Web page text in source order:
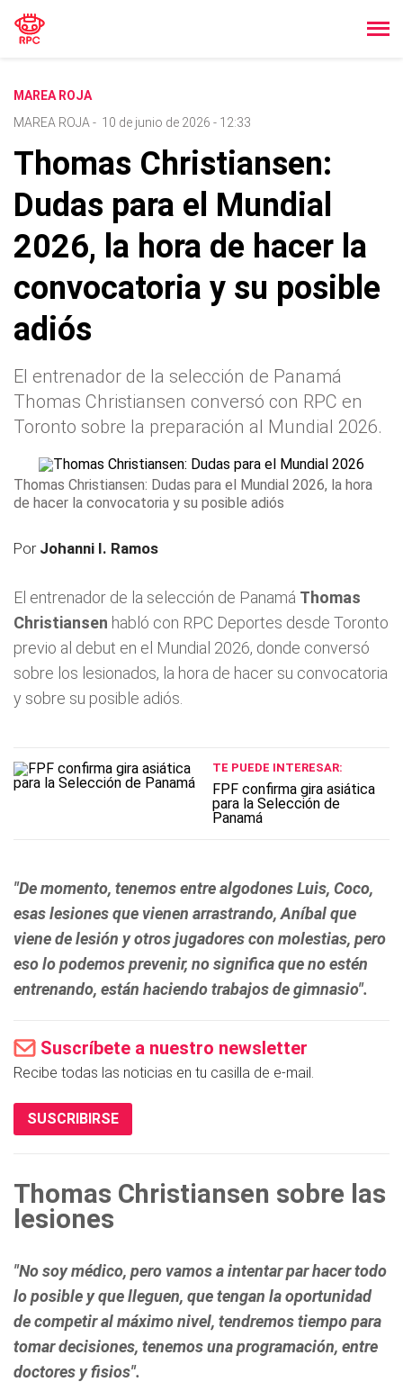
MAREA ROJA
MAREA ROJA - 10 de junio de 2026 - 12:33
Thomas Christiansen:
Dudas para el Mundial
2026, la hora de hacer la
convocatoria y su posible
adiós
El entrenador de la selección de Panamá
Thomas Christiansen conversó con RPC en
Toronto sobre la preparación al Mundial 2026.
Thomas Christiansen: Dudas para el Mundial 2026, la hora
de hacer la convocatoria y su posible adiós
Por Johanni I. Ramos
El entrenador de la selección de Panamá Thomas
Christiansen habló con RPC Deportes desde Toronto
previo al debut en el Mundial 2026, donde conversó
sobre los lesionados, la hora de hacer su convocatoria
y sobre su posible adiós.
TE PUEDE INTERESAR:
FPF confirma gira asiática
para la Selección de
Panamá
"De momento, tenemos entre algodones Luis, Coco,
esas lesiones que vienen arrastrando, Aníbal que
viene de lesión y otros jugadores con molestias, pero
eso lo podemos prevenir, no significa que no estén
entrenando, están haciendo trabajos de gimnasio".
Suscríbete a nuestro newsletter
Recibe todas las noticias en tu casilla de e-mail.
SUSCRIBIRSE
Thomas Christiansen sobre las
lesiones
"No soy médico, pero vamos a intentar par hacer todo
lo posible y que lleguen, que tengan la oportunidad
de competir al máximo nivel, tendremos tiempo para
tomar decisiones, tenemos una programación, entre
doctores y fisios".